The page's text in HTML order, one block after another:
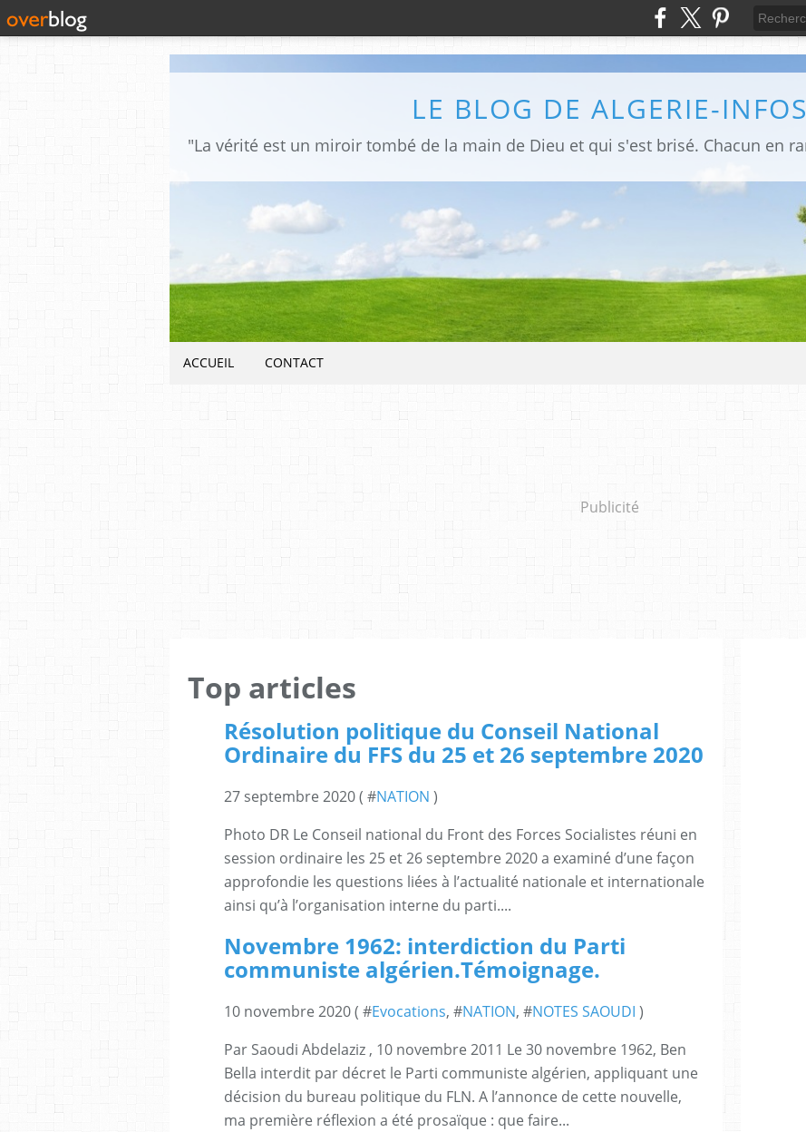
LE BLOG DE ALGERIE-INFOS
ACCUEIL CONTACT
Publicité
Top articles
Résolution politique du Conseil National
Ordinaire du FFS du 25 et 26 septembre 2020
27 septembre 2020 ( #NATION )
Photo DR Le Conseil national du Front des Forces Socialistes réuni en
session ordinaire les 25 et 26 septembre 2020 a examiné d’une façon
approfondie les questions liées à l’actualité nationale et internationale
ainsi qu’à l’organisation interne du parti....
Novembre 1962: interdiction du Parti
communiste algérien.Témoignage.
10 novembre 2020 ( #Evocations, #NATION, #NOTES SAOUDI )
Par Saoudi Abdelaziz , 10 novembre 2011 Le 30 novembre 1962, Ben
Bella interdit par décret le Parti communiste algérien, appliquant une
décision du bureau politique du FLN. A l’annonce de cette nouvelle,
ma première réflexion a été prosaïque : que faire...